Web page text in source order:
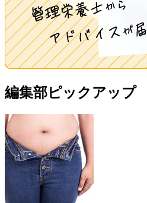
編集部ピックアップ